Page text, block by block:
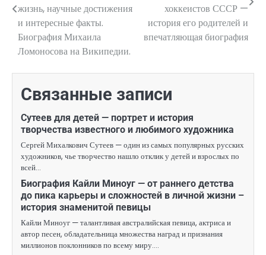
записям
жизнь, научные достижения
и интересные факты.
Биография Михаила
Ломоносова на Википедии.
хоккеистов СССР —
история его родителей и
впечатляющая биография
Связанные записи
Сутеев для детей — портрет и история
творчества известного и любимого художника
Сергей Михалкович Сутеев — один из самых популярных русских
художников, чье творчество нашло отклик у детей и взрослых по
всей…
Биография Кайли Миноуг — от раннего детства
до пика карьеры и сложностей в личной жизни –
история знаменитой певицы
Кайли Миноуг — талантливая австралийская певица, актриса и
автор песен, обладательница множества наград и признания
миллионов поклонников по всему миру.…